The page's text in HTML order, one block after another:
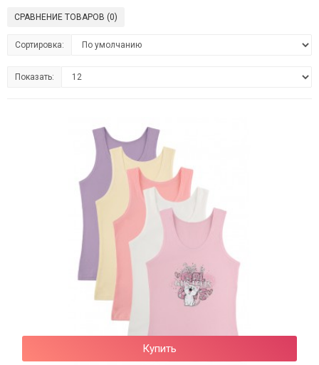
СРАВНЕНИЕ ТОВАРОВ (0)
Сортировка:
Показать:
Купить